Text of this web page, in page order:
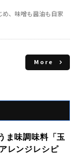
、味噌も醤油も自家
More
ま味調味料「玉
レンジレシピ